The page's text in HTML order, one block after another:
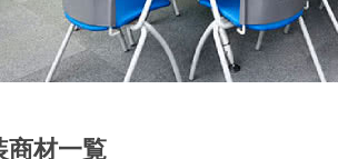
商材一覧